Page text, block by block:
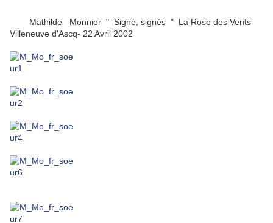
Mathilde Monnier " Signé, signés " La Rose des Vents-
Villeneuve d'Ascq- 22 Avril 2002